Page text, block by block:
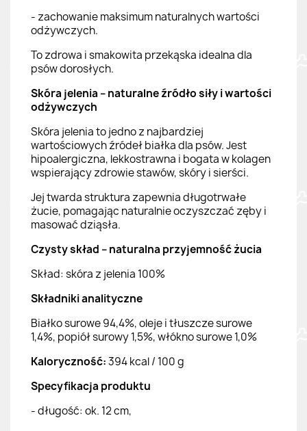
- zachowanie maksimum naturalnych wartości
odżywczych.
To zdrowa i smakowita przekąska idealna dla
psów dorosłych.
Skóra jelenia – naturalne źródło siły i wartości
odżywczych
Skóra jelenia to jedno z najbardziej
wartościowych źródeł białka dla psów. Jest
hipoalergiczna, lekkostrawna i bogata w kolagen
wspierający zdrowie stawów, skóry i sierści.
Jej twarda struktura zapewnia długotrwałe
żucie, pomagając naturalnie oczyszczać zęby i
masować dziąsła.
Czysty skład – naturalna przyjemność żucia
Skład: skóra z jelenia 100%
Składniki analityczne
Białko surowe 94,4%, oleje i tłuszcze surowe
1,4%, popiół surowy 1,5%, włókno surowe 1,0%
Kaloryczność:394 kcal / 100 g
Specyfikacja produktu
- długość: ok. 12 cm,